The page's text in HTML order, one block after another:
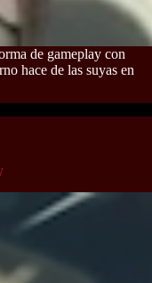
de gameplay con
hace de las suyas en